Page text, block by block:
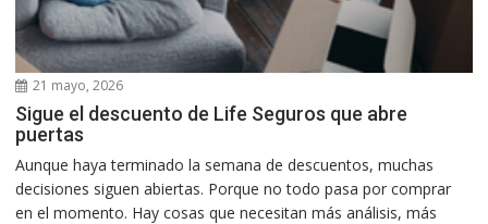
21 mayo, 2026
Sigue el descuento de Life Seguros que abre
puertas
Aunque haya terminado la semana de descuentos, muchas
decisiones siguen abiertas. Porque no todo pasa por comprar
en el momento. Hay cosas que necesitan más análisis, más